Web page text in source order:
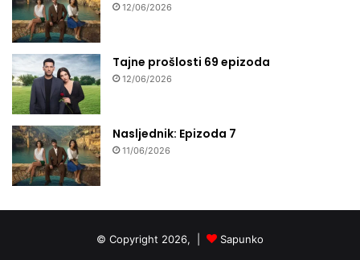
12/06/2026
Tajne prošlosti 69 epizoda
12/06/2026
Nasljednik: Epizoda 7
11/06/2026
© Copyright 2026, |
Sapunko